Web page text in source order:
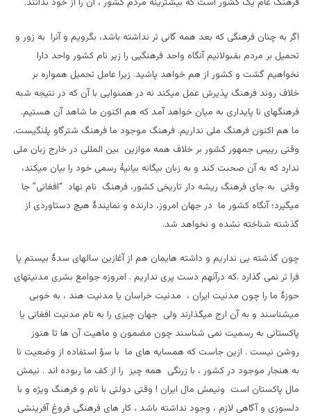
اگر به چنان فرهنگی که بعد همه گانی تر نداشته باشد، بگرویم و آنرا به زور و
تحمیل بر مردم بقبولانیم آنگاه واحد فرهنگیی را زیر نام کشور واحد دارا
نخواهیم گشت و کشور از هم خواهد پاشید. زیرا عامل تحمیل همواره بر
خلاف روند فرهنگ پذیرش عمل میکند نه در همنوایی با آن که در نتیجه شبه
فرهنگهای نا پایداری به میان خواهد آمد که هم اکنون ما شاهد آن هستیم.
ما هم اکنون فرهنگ ملی نداریم. فرهنگ موجود ما فرهنگ شترگاو پلنگیست.
وقتی رییس جمهور کشور بر خلاف همه موازین بین المللی در خارج زبان ملی
ندارد که به آن صحبت کند و به زبان بیگانه بیانیۀ رسمی خود را بیان میکند،
وقتی به جای فرهنگ ریشه دار تاریخی کشور، فرهنگ نام نهاد “افغانی” جا
میگیرد؛ آنگاه کشور ما در جهان امروز، دارنده و نمایندۀ هیچ دستاوردی از
گذشته شناخته نشده و نخواهد شد.
چون گذشته یی نداریم و داشته هایمان هم از آغازین سالهای سدۀ بیستم پا
فرا تر نمی گذارد .که درآنهم دست پری نداریم . امروزه جوامع بشری مدنیتهای
حوزۀ ما را چون مدنیت ایران ، مدنیت خراسان یا مدنیت هند ، به خوبی
میشناسند و به آن ارج میگذارند ولی جهان چیزی را به نام مدنیت افغانی یا
پاکستانی به رسمیت نمی شناسند چون مضمون و ماهیت آن ها تا هنوز
روشن نیست . ازین جاست که همسایه های ما با سؤ استفاده از وضعیت نا
به هنجار موجود در کشور ، با زرنگی همه چیز را از کف ما ربوده اند . نیمش
مال پاکستان است ونیمش مال ایران ! وقتی دولتی با نام و فرهنگ ویژه و با
دلسوزی و آگاهی لازم ، وجود نداشته باشد ، کار های فرهنگی فروغ آفرینشی